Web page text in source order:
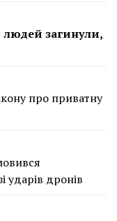
людей загинули,
про приватну
ударів дронів